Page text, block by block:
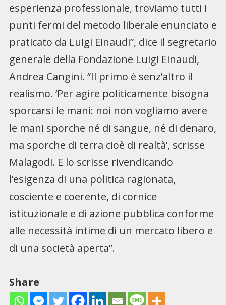
esperienza professionale, troviamo tutti i
punti fermi del metodo liberale enunciato e
praticato da Luigi Einaudi”, dice il segretario
generale della Fondazione Luigi Einaudi,
Andrea Cangini. “Il primo è senz’altro il
realismo. ‘Per agire politicamente bisogna
sporcarsi le mani: noi non vogliamo avere
le mani sporche né di sangue, né di denaro,
ma sporche di terra cioè di realtà’, scrisse
Malagodi. E lo scrisse rivendicando
l’esigenza di una politica ragionata,
cosciente e coerente, di cornice
istituzionale e di azione pubblica conforme
alle necessità intime di un mercato libero e
di una società aperta”.
Share